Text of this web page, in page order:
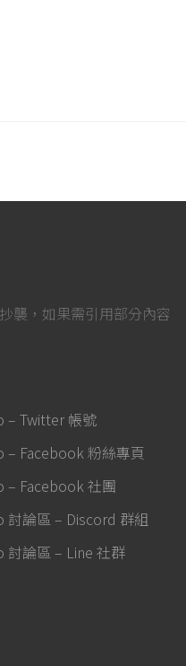
襲，如果需引用部分內容
– Twitter 帳號
– Facebook 粉絲專頁
– Facebook 社團
討論區 – Discord 群組
討論區 – Line 社群